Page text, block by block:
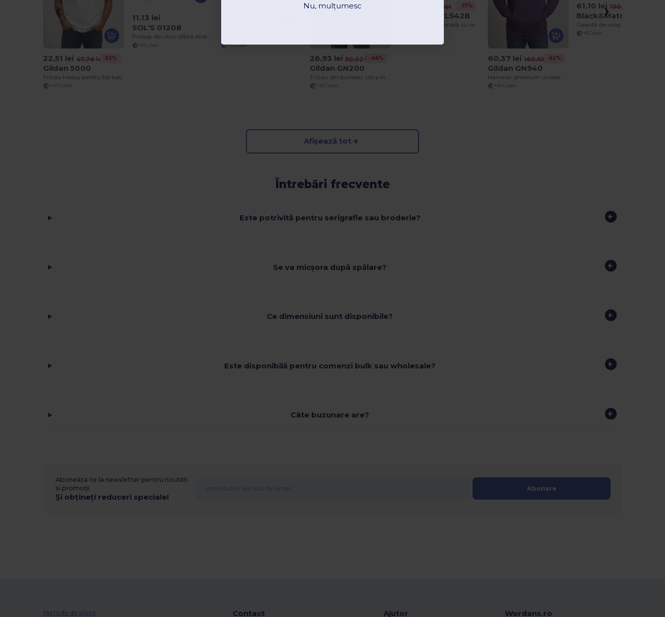
22,51 lei 47,78 lei-53%
Gildan 5000
Tricou Heavy pentru bărbați
+47 Culori
11,13 lei
SOL'S 01208
+5 Culori +7 Culori
26,93 lei 50,02 lei-46%
Gildan GN200
+33 Culori
6,51 lei -17%
Label Serie LS42B
60,37 lei 160,65 lei-62%
Gildan GN940
+40 Culori
61,10 lei 100,52 lei
+8 Culori
Afișează tot
Întrebări frecvente
Este potrivită pentru serigrafie sau broderie?
Se va micșora după spălare?
Ce dimensiuni sunt disponibile?
Este disponibilă pentru comenzi bulk sau wholesale?
Câte buzunare are?
Aboneăza-te la newsletter pentru noutăti
si promoții
Și obțineți reduceri speciale!
Abonare
Metode de plată Contact Ajutor Wordans.ro
Nu, mulțumesc